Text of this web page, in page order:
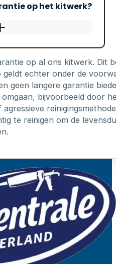
op het kitwerk?
op al ons kitwerk. Dit
geldt echter onder de
geen langere garantie
bijvoorbeeld door
te reinigen om de